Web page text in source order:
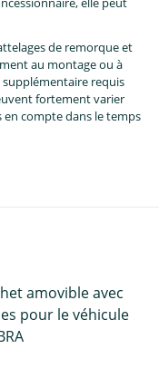
de remorque et
au montage ou à
requis
fortement varier
compte dans le temps
amovible avec
pour le véhicule